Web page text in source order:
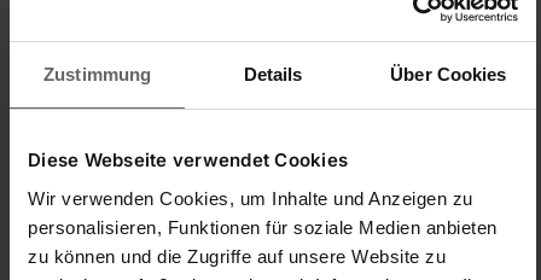
Zustimmung Details Über Cookies
Diese Webseite verwendet Cookies
Wir verwenden Cookies, um Inhalte und Anzeigen zu
personalisieren, Funktionen für soziale Medien anbieten
zu können und die Zugriffe auf unsere Website zu
4.80
New content loaded